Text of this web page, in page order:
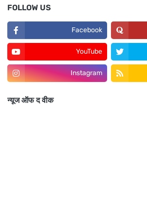
FOLLOW US
Facebook
YouTube
Instagram
न्यूज ऑफ द वीक